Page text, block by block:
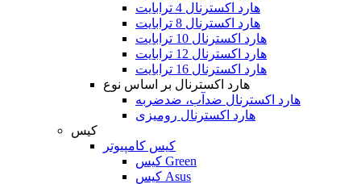
هارد اکسترنال 4 ترابایت
هارد اکسترنال 8 ترابایت
هارد اکسترنال 10 ترابایت
هارد اکسترنال 12 ترابایت
هارد اکسترنال 16 ترابایت
هارد اکسترنال بر اساس نوع
هارد اکسترنال ضدآب، ضدضربه
هارد اکسترنال رومیزی
کیس
کیس کامپیوتر
کیس Green
کیس Asus